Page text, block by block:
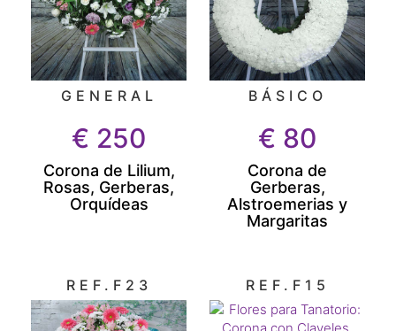
GENERAL
€ 250
Corona de Lilium,
Rosas, Gerberas,
Orquídeas
BÁSICO
€ 80
Corona de
Gerberas,
Alstroemerias y
Margaritas
REF.F23 REF.F15